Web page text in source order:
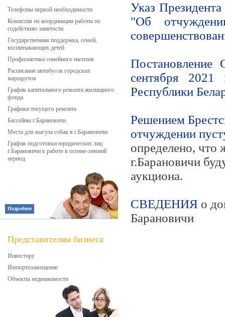
Телефоны первой необходимости
Комиссия по координации работы по
содействию занятости
Государственная поддержка, семей,
воспитывающих детей
Профилактика семейного насилия
Расписание автобусов городских
маршрутов
График капитального ремонта жилищного
фонда
Графики текущего ремонта
Бассейны г.Барановичи
Места для выгула собак в г.Барановичи
График подготовки юридических лиц
г.Барановичи к работе в осенне-зимний
период
Подробнее
Представителям бизнеса
Инвестору
Импортозамещение
Объекты недвижимости
Указ
"Об
Постановление
сентября
Республики
Решением
отчуждении
определено, что
г.Барановичи
аукциона.
СВЕДЕНИЯ о
Барановичи